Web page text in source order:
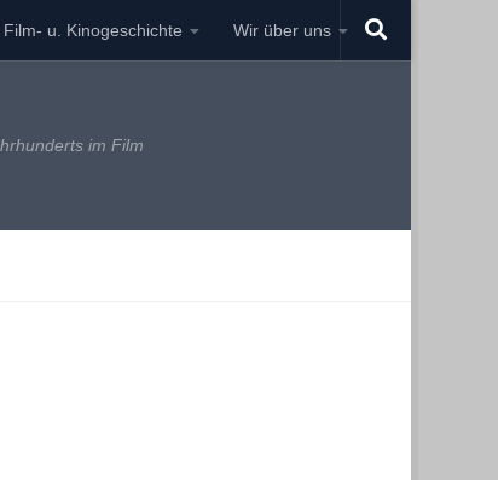
u. Kinogeschichte Wir über uns
im Film